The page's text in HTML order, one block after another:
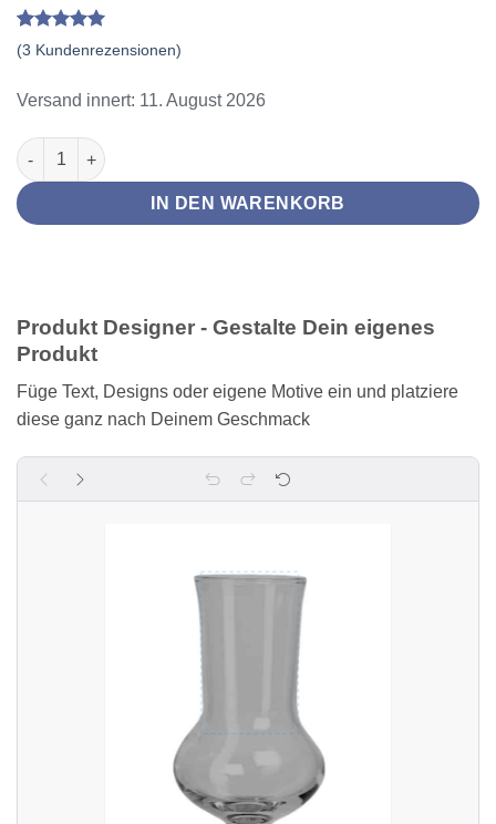
Bewertet
mit
auf
3
(3 Kundenrezensionen)
Versand innert: 11. August 2026
Grappa Glas mit persönlicher Gravur Menge
IN DEN WARENKORB
Produkt Designer - Gestalte Dein eigenes
Produkt
Füge Text, Designs oder eigene Motive ein und platziere
diese ganz nach Deinem Geschmack